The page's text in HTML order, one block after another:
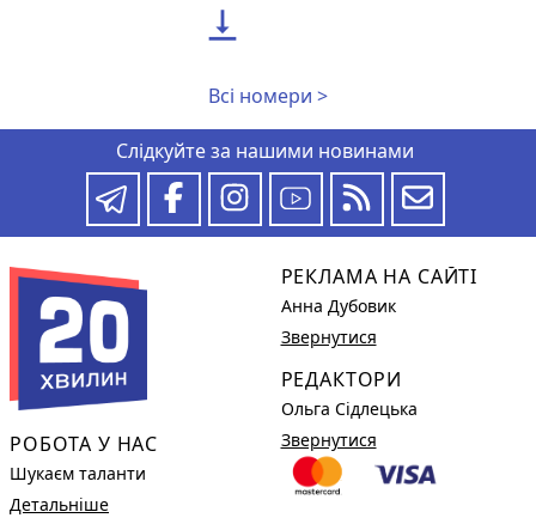

Всі номери >
Слідкуйте за нашими новинами
РОБОТА У НАС
Шукаєм таланти
Детальніше
РЕКЛАМА НА САЙТІ
Анна Дубовик
Звернутися
РЕДАКТОРИ
Ольга Сідлецька
Звернутися